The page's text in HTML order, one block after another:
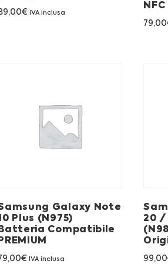
€ IVA inclusa
NFC
79,00
Galaxy Note
Plus (N975)
Batteria Compatibile
PREMIUM
€ IVA inclusa
20 /
99,00